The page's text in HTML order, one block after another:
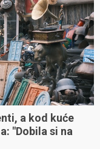
a kod kuće
"Dobila si na